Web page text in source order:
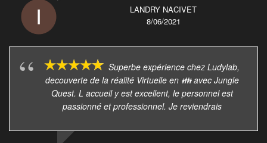
LANDRY NACIVET
8/06/2021
Superbe expérience chez Ludylab,
decouverte de la réalité Virtuelle en 👪 avec Jungle
Quest. L accueil y est excellent, le personnel est
passionné et professionnel. Je reviendrais